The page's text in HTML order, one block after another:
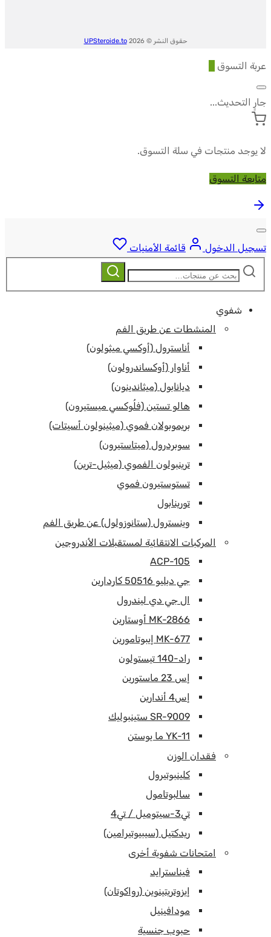
حقوق النشر © 2026 UPSteroide.to
عربة التسوق
جارٍ التحديث...
لا يوجد منتجات في سلة التسوق.
متابعة التسوق
تسجيل الدخول
قائمة الأمنيات
ابحث
بحث
شفوي
المنشطات عن طريق الفم
أناسترول (أوكسي ميثولون)
أناوار (أوكساندرولون)
ديانابول (ميثاندينون)
هالو تستين (فلُوكسي ميستيرون)
بريموبولان فموي (ميثينولون أسيتات)
سوبردرول (ميتاستيرون)
ترينبولون الفموي (ميثيل-ترين)
تستوستيرون فموي
تورينابول
وينسترول (ستانوزولول) عن طريق الفم
المركبات الانتقائية لمستقبلات الأندروجين
ACP-105
جي دبليو 50516 كاردارين
ال جي دي ليندرول
MK-2866 أوستارين
MK-677 إيبوتامورين
راد-140 تيستولون
إس 23 ماستورين
إس4 أندارين
SR-9009 ستينبوليك
YK-11 ما يوستن
فقدان الوزن
كلينبوتيرول
سالبوتامول
تي3-سيتوميل / تي4
ريدكتيل (سيبيوتيرامين)
امتحانات شفوية أخرى
فيناسترايد
إيزوتريتينوين (رواكوتان)
مودافينيل
حبوب جنسية